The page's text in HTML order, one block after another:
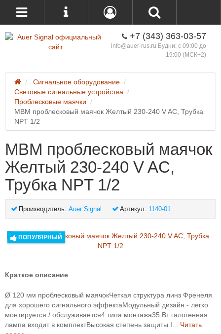
+7 (343) 363-03-57
info@auer-rus.ru Будни: с 09:00 до
19:00 (МСК+2)
Сигнальное оборудование
Световые сигнальные устройства
Проблесковые маячки
MBM проблесковый маячок Желтый 230-240 V AC, Трубка
NPT 1/2
MBM проблесковый маячок
Желтый 230-240 V AC,
Трубка NPT 1/2
Производитель: Auer Signal Артикул: 1140-01
ПОПУЛЯРНЫЙ
Краткое описание
Ø 120 мм проблесковый маячокЧеткая структура линз Френеля
для хорошего сигнального эффектаМодульный дизайн - легко
монтируется / обслуживается4 типа монтажа35 Вт галогенная
лампа входит в комплектВысокая степень защиты I... Читать